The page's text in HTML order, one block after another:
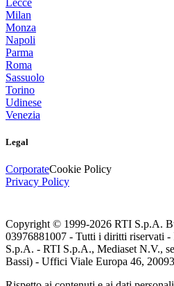
Milan
Monza
Napoli
Parma
Roma
Sassuolo
Torino
Udinese
Venezia
Legal
CorporateCookie Policy
Privacy Policy
Copyright © 1999-2026 RTI S.p.A.
03976881007 - Tutti i diritti riservati -
S.p.A. - RTI S.p.A., Mediaset N.V.,
Bassi) - Uffici Viale Europa 46,